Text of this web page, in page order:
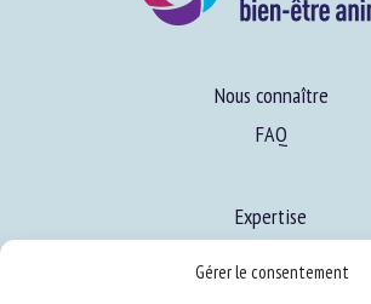
Gérer le consentement
Nous connaître
FAQ
Expertise